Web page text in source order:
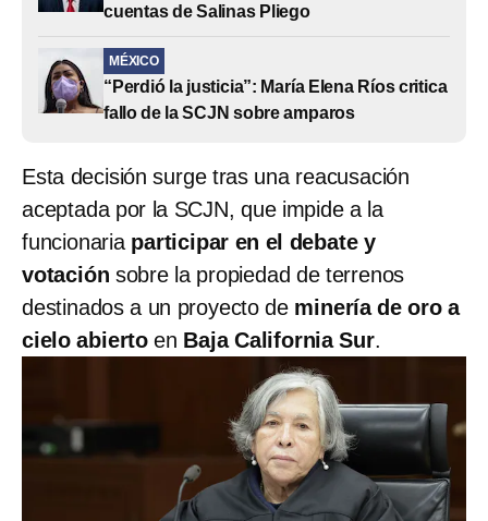
cuentas de Salinas Pliego
MÉXICO
“Perdió la justicia”: María Elena Ríos critica
fallo de la SCJN sobre amparos
Esta decisión surge tras una reacusación
aceptada por la SCJN, que impide a la
funcionaria participar en el debate y
votación sobre la propiedad de terrenos
destinados a un proyecto de minería de oro a
cielo abierto en Baja California Sur.